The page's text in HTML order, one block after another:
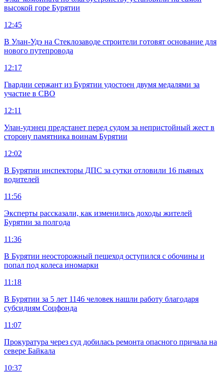
высокой горе Бурятии
12:45
В Улан-Удэ на Стеклозаводе строители готовят основание для
нового путепровода
12:17
Гвардии сержант из Бурятии удостоен двумя медалями за
участие в СВО
12:11
Улан-удэнец предстанет перед судом за непристойный жест в
сторону памятника воинам Бурятии
12:02
В Бурятии инспекторы ДПС за сутки отловили 16 пьяных
водителей
11:56
Эксперты рассказали, как изменились доходы жителей
Бурятии за полгода
11:36
В Бурятии неосторожный пешеход оступился с обочины и
попал под колеса иномарки
11:18
В Бурятии за 5 лет 1146 человек нашли работу благодаря
субсидиям Соцфонда
11:07
Прокуратура через суд добилась ремонта опасного причала на
севере Байкала
10:37